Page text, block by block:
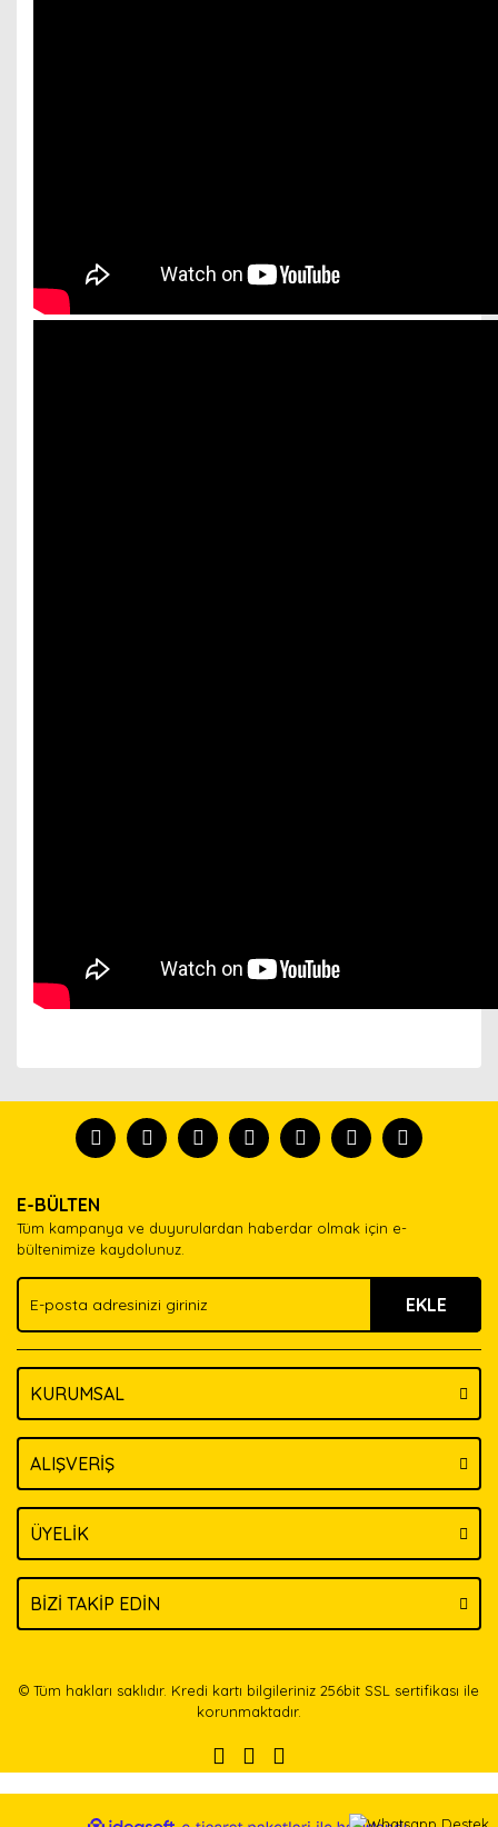
tanısın.
formunu kullanarak tarafımıza iletebilirsiniz.
Görüş ve önerileriniz için teşekkür ederiz.
Ürün açıklamasında eksik bilgiler bulunuyor.
Ürün bilgilerinde hatalar bulunuyor.
Ürün fiyatı diğer sitelerden daha pahalı.
Bu ürüne benzer farklı alternatifler olmalı.
E-BÜLTEN
Tüm kampanya ve duyurulardan haberdar olmak için e-
bültenimize kaydolunuz.
EKLE
KURUMSAL
ALIŞVERİŞ
ÜYELİK
BİZİ TAKİP EDİN
© Tüm hakları saklıdır. Kredi kartı bilgileriniz 256bit SSL sertifikası ile
korunmaktadır.